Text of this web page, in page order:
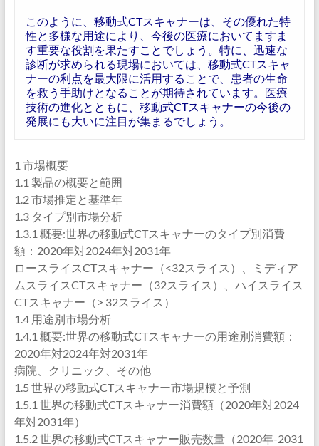
このように、移動式CTスキャナーは、その優れた特
性と多様な用途により、今後の医療においてますま
す重要な役割を果たすことでしょう。特に、迅速な
診断が求められる現場においては、移動式CTスキャ
ナーの利点を最大限に活用することで、患者の生命
を救う手助けとなることが期待されています。医療
技術の進化とともに、移動式CTスキャナーの今後の
発展にも大いに注目が集まるでしょう。
1 市場概要
1.1 製品の概要と範囲
1.2 市場推定と基準年
1.3 タイプ別市場分析
1.3.1 概要:世界の移動式CTスキャナーのタイプ別消費
額：2020年対2024年対2031年
ロースライスCTスキャナー（<32スライス）、ミディア
ムスライスCTスキャナー（32スライス）、ハイスライス
CTスキャナー（> 32スライス）
1.4 用途別市場分析
1.4.1 概要:世界の移動式CTスキャナーの用途別消費額：
2020年対2024年対2031年
病院、クリニック、その他
1.5 世界の移動式CTスキャナー市場規模と予測
1.5.1 世界の移動式CTスキャナー消費額（2020年対2024
年対2031年）
1.5.2 世界の移動式CTスキャナー販売数量（2020年-2031